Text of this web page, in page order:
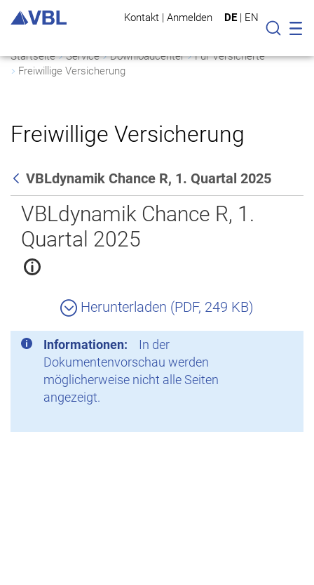
Kontakt | Anmelden DE | EN
Suche
Startseite Service Downloadcenter
Für Versicherte
Freiwillige Versicherung
Freiwillige Versicherung
Zurück
VBLdynamik Chance R, 1. Quartal 2025
VBLdynamik Chance R, 1.
Quartal 2025
Herunterladen (PDF, 249 KB)
Informationen:
In der
Dokumentenvorschau werden
möglicherweise nicht alle Seiten
angezeigt.